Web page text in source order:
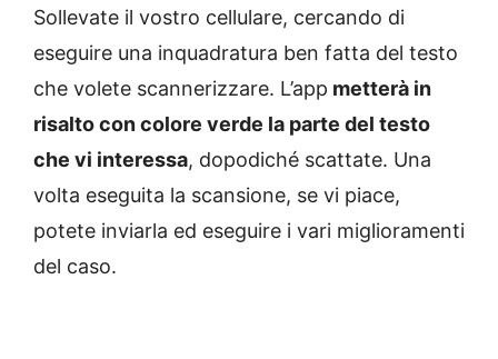
Sollevate il vostro cellulare, cercando di
eseguire una inquadratura ben fatta del testo
che volete scannerizzare. L’app metterà in
risalto con colore verde la parte del testo
che vi interessa, dopodiché scattate. Una
volta eseguita la scansione, se vi piace,
potete inviarla ed eseguire i vari miglioramenti
del caso.